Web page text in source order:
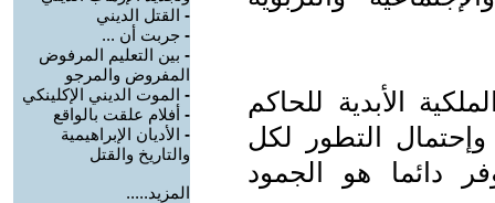
الأبدية للحاكم
التطور لكل
دائما هو الجمود
- القتل الديني
- جربت أن ...
- بين التعليم المرفوض
المفروض والمرجو
- الموت الديني الإكلينكي
- أفلام علقت بالواقع
- الأديان الإبراهيمية
والتاريخ والقتل
المزيد.....